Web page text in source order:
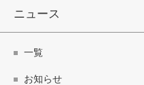
ニュース
一覧
お知らせ